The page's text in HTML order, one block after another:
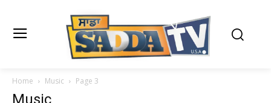
Home Music Page 3